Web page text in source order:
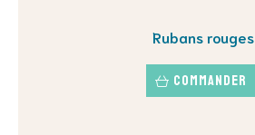
Rubans rouges
Commander